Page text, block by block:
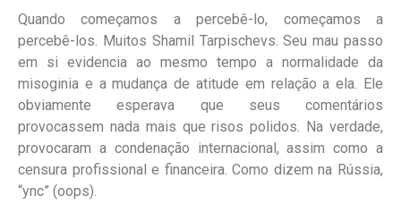
Quando começamos a percebê-lo, começamos a
percebê-los. Muitos Shamil Tarpischevs. Seu mau passo
em si evidencia ao mesmo tempo a normalidade da
misoginia e a mudança de atitude em relação a ela. Ele
obviamente esperava que seus comentários
provocassem nada mais que risos polidos. Na verdade,
provocaram a condenação internacional, assim como a
censura profissional e financeira. Como dizem na Rússia,
“ync” (oops).